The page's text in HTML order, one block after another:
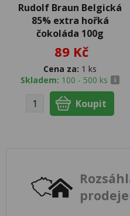
Rudolf Braun Belgická
85% extra hořká
čokoláda 100g
89 Kč
Cena za: 1 ks
Skladem: 100 - 500 ks